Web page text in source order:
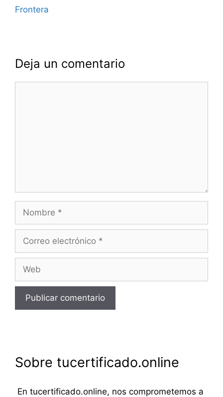
Frontera
Deja un comentario
electrónico
Sobre tucertificado.online
En tucertificado.online, nos comprometemos a